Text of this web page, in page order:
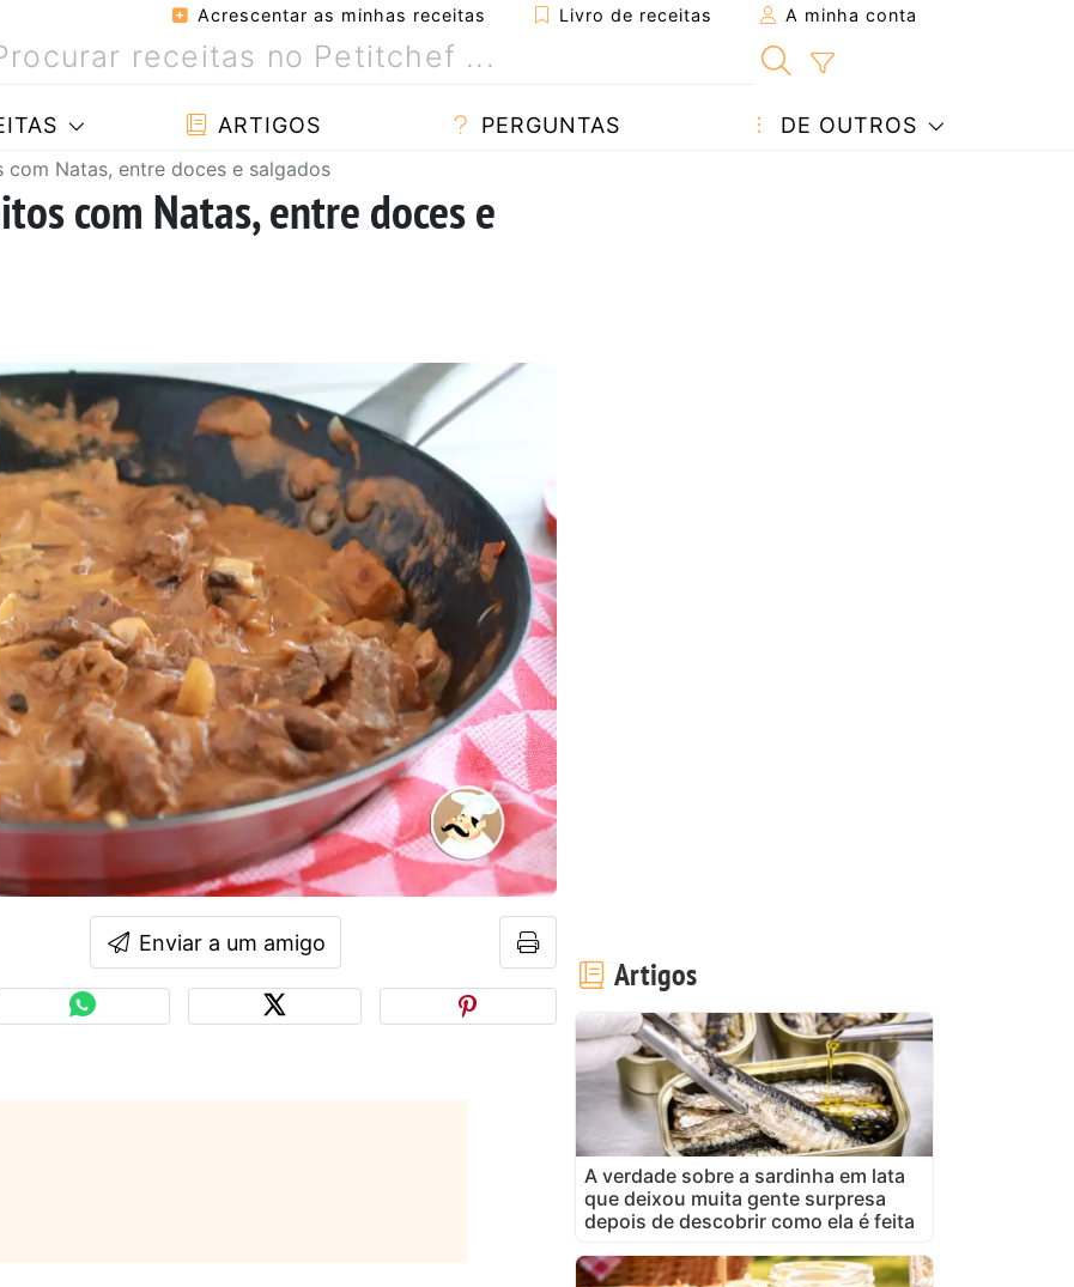
Acrescentar as minhas receitas Livro de receitas A minha conta
ARTIGOS PERGUNTAS DE OUTROS
Natas, entre doces e salgados
com Natas, entre doces e
Enviar a um amigo
Artigos
A verdade sobre a sardinha em lata
que deixou muita gente surpresa
depois de descobrir como ela é feita